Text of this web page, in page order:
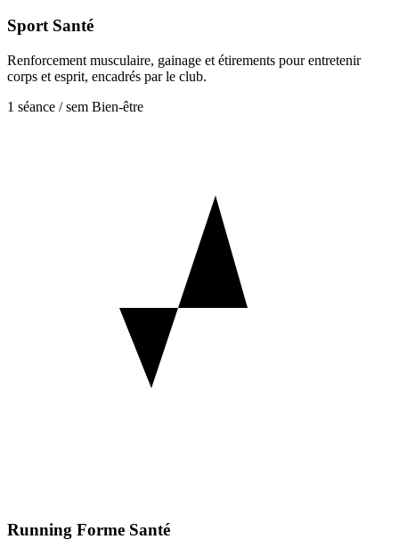
Sport Santé
Renforcement musculaire, gainage et étirements pour entretenir
corps et esprit, encadrés par le club.
1 séance / sem Bien-être
Running Forme Santé